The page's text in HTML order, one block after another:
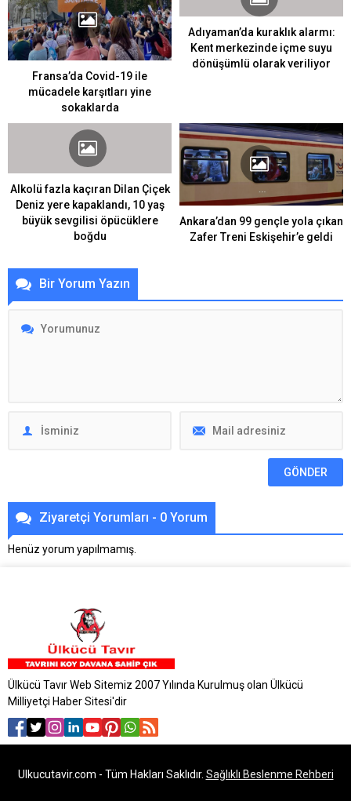
Fransa’da Covid-19 ile
mücadele karşıtları yine
sokaklarda
Adıyaman’da kuraklık alarmı:
Kent merkezinde içme suyu
dönüşümlü olarak veriliyor
Alkolü fazla kaçıran Dilan Çiçek
Deniz yere kapaklandı, 10 yaş
büyük sevgilisi öpücüklere
boğdu
Ankara’dan 99 gençle yola çıkan
Zafer Treni Eskişehir’e geldi
Bir Yorum Yazın
Ziyaretçi Yorumları - 0 Yorum
Henüz yorum yapılmamış.
Ülkücü Tavır Web Sitemiz 2007 Yılında Kurulmuş olan Ülkücü
Milliyetçi Haber Sitesi'dir
Ulkucutavir.com - Tüm Hakları Saklıdır. Sağlıklı Beslenme Rehberi